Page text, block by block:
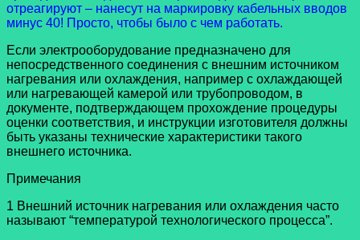
отреагируют – нанесут на маркировку кабельных вводов
минус 40! Просто, чтобы было с чем работать.
Если электрооборудование предназначено для
непосредственного соединения с внешним источником
нагревания или охлаждения, например с охлаждающей
или нагревающей камерой или трубопроводом, в
документе, подтверждающем прохождение процедуры
оценки соответствия, и инструкции изготовителя должны
быть указаны технические характеристики такого
внешнего источника.
Примечания
1 Внешний источник нагревания или охлаждения часто
называют “температурой технологического процесса”.